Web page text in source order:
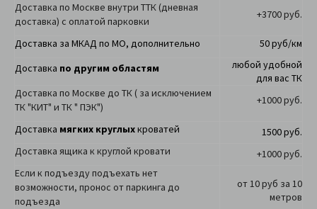
Доставка по Москве внутри ТТК (дневная
доставка) с оплатой парковки
+3700 руб.
Доставка за МКАД по МО, дополнительно
50 руб/км
Доставка по другим областям
любой удобной
для вас ТК
Доставка по Москве до ТК ( за исключением
ТК "КИТ" и ТК " ПЭК")
+1000 руб.
Доставка мягких круглыхкроватей
1500 руб.
Доставка ящика к круглой кровати
+1000 руб.
Если к подъезду подъехать нет
возможности, пронос от паркинга до
подъезда
от 10 руб за 10
метров